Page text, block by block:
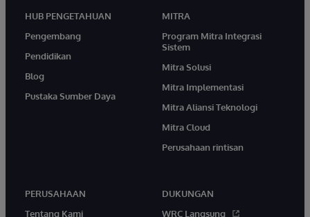
HUB PENGETAHUAN
Pengembang
Pendidikan
Blog
Pustaka Sumber Daya
MITRA
Program Mitra Integrasi
Sistem
Mitra Solusi
Mitra Implementasi
Mitra Aliansi Teknologi
Mitra Cloud
Perusahaan rintisan
PERUSAHAAN
Tentang Kami
DUKUNGAN
WRC Langsung